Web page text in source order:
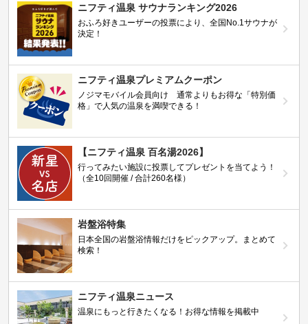
ニフティ温泉 サウナランキング2026
おふろ好きユーザーの投票により、全国No.1サウナが
決定！
ニフティ温泉プレミアムクーポン
ノジマモバイル会員向け 通常よりもお得な「特別価
格」で人気の温泉を満喫できる！
【ニフティ温泉 百名湯2026】
行ってみたい施設に投票してプレゼントを当てよう！
（全10回開催 / 合計260名様）
岩盤浴特集
日本全国の岩盤浴情報だけをピックアップ。まとめて
検索！
ニフティ温泉ニュース
温泉にもっと行きたくなる！お得な情報を掲載中